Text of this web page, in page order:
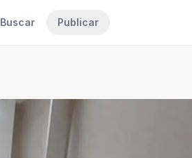
Buscar Publicar